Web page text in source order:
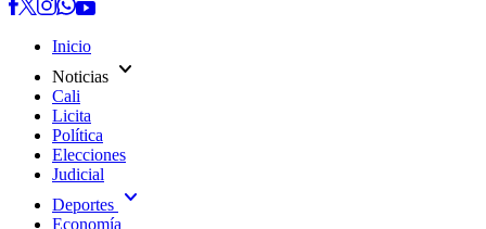
Inicio
Noticias expand_more
Cali
Licita
Política
Elecciones
Judicial
Deportes expand_more
Economía